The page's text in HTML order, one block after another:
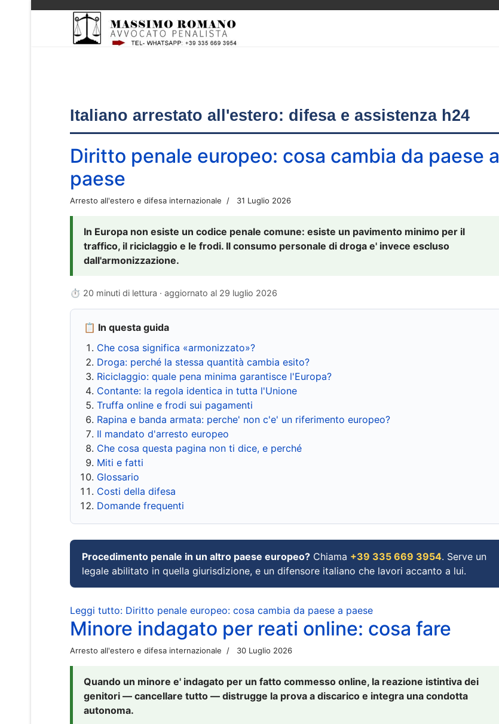
Italiano arrestato all'estero: difesa e assistenza h24
Diritto penale europeo: cosa cambia da paese a
paese
Arresto all'estero e difesa internazionale 31 Luglio 2026
In Europa non esiste un codice penale comune: esiste un pavimento minimo per il
traffico, il riciclaggio e le frodi. Il consumo personale di droga e' invece escluso
dall'armonizzazione.
⏱ 20 minuti di lettura · aggiornato al 29 luglio 2026
📋 In questa guida
Che cosa significa «armonizzato»?
Droga: perché la stessa quantità cambia esito?
Riciclaggio: quale pena minima garantisce l'Europa?
Contante: la regola identica in tutta l'Unione
Truffa online e frodi sui pagamenti
Rapina e banda armata: perche' non c'e' un riferimento europeo?
Il mandato d'arresto europeo
Che cosa questa pagina non ti dice, e perché
Miti e fatti
Glossario
Costi della difesa
Domande frequenti
Procedimento penale in un altro paese europeo? Chiama +39 335 669 3954. Serve un
legale abilitato in quella giurisdizione, e un difensore italiano che lavori accanto a lui.
Leggi tutto: Diritto penale europeo: cosa cambia da paese a paese
Minore indagato per reati online: cosa fare
Arresto all'estero e difesa internazionale 30 Luglio 2026
Quando un minore e' indagato per un fatto commesso online, la reazione istintiva dei
genitori — cancellare tutto — distrugge la prova a discarico e integra una condotta
autonoma.